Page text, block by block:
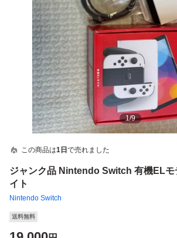
1/9
この商品は1日 で売れました
ジャンク品 Nintendo Switch 有機ELモ
イト
Nintendo Switch
送料無料